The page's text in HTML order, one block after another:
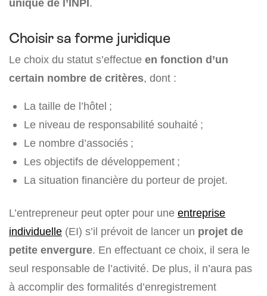
unique de l’INPI .
Choisir sa forme juridique
Le choix du statut s’effectue en fonction d’un
certain nombre de critères, dont :
La taille de l’hôtel ;
Le niveau de responsabilité souhaité ;
Le nombre d’associés ;
Les objectifs de développement ;
La situation financière du porteur de projet.
L’entrepreneur peut opter pour une entreprise
individuelle (EI) s’il prévoit de lancer un projet de
petite envergure. En effectuant ce choix, il sera le
seul responsable de l’activité. De plus, il n’aura pas
à accomplir des formalités d’enregistrement